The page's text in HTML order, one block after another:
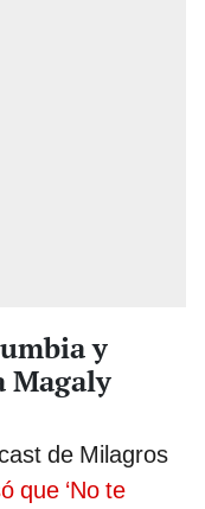
y
Magaly
de Milagros
que ‘No te